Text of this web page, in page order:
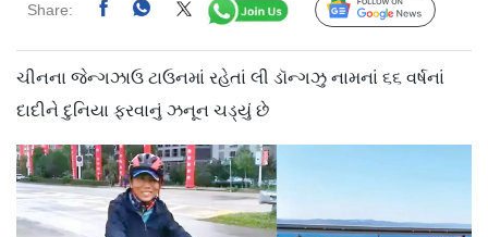
Share: Follow Us
ચીનના જેન્ગઝાઉ ટાઉનમાં રહેતાં લી ડૉન્ગઝુ નામનાં ૬૬ વર્ષનાં
દાદીને દુનિયા ફરવાનું ઝનૂન ચડ્યું છે